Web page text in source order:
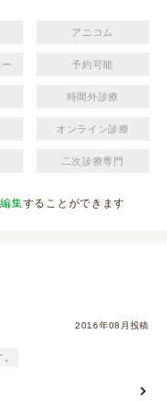
アニコム
予約可能
時間外診療
オンライン診療
二次診療専門
集することができます
2016年08月投稿